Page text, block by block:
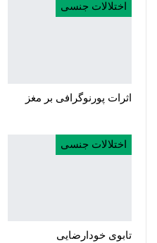
اختلالات جنسی
اثرات پورنوگرافی بر مغز
اختلالات جنسی
تابوی خودارضایی